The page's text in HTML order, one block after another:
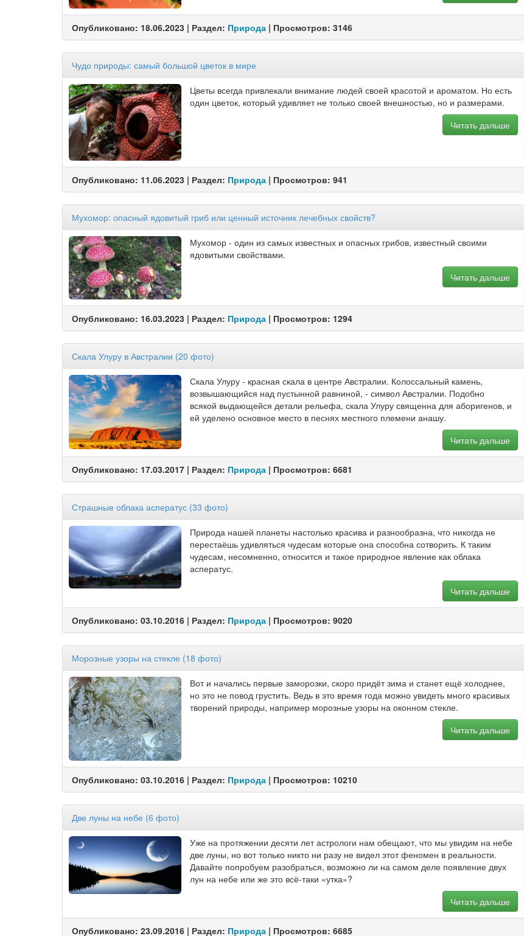
Опубликовано: 18.06.2023 | Раздел: Природа | Просмотров: 3146
Чудо природы: самый большой цветок в мире
Цветы всегда привлекали внимание людей своей красотой и ароматом. Но есть
один цветок, который удивляет не только своей внешностью, но и размерами.
Читать дальше
Опубликовано: 11.06.2023 | Раздел: Природа | Просмотров: 941
Мухомор: опасный ядовитый гриб или ценный источник лечебных свойств?
Мухомор - один из самых известных и опасных грибов, известный своими
ядовитыми свойствами.
Читать дальше
Опубликовано: 16.03.2023 | Раздел: Природа | Просмотров: 1294
Скала Улуру в Австралии (20 фото)
Скала Улуру - красная скала в центре Австралии. Колоссальный камень,
возвышающийся над пустынной равниной, - символ Австралии. Подобно
всякой выдающейся детали рельефа, скала Улуру священна для аборигенов, и
ей уделено основное место в песнях местного племени анашу.
Читать дальше
Опубликовано: 17.03.2017 | Раздел: Природа | Просмотров: 6681
Страшные облака асператус (33 фото)
Природа нашей планеты настолько красива и разнообразна, что никогда не
перестаёшь удивляться чудесам которые она способна сотворить. К таким
чудесам, несомненно, относится и такое природное явление как облака
асператус.
Читать дальше
Опубликовано: 03.10.2016 | Раздел: Природа | Просмотров: 9020
Морозные узоры на стекле (18 фото)
Вот и начались первые заморозки, скоро придёт зима и станет ещё холоднее,
но это не повод грустить. Ведь в это время года можно увидеть много красивых
творений природы, например морозные узоры на оконном стекле.
Читать дальше
Опубликовано: 03.10.2016 | Раздел: Природа | Просмотров: 10210
Две луны на небе (6 фото)
Уже на протяжении десяти лет астрологи нам обещают, что мы увидим на небе
две луны, но вот только никто ни разу не видел этот феномен в реальности.
Давайте попробуем разобраться, возможно ли на самом деле появление двух
лун на небе или же это всё-таки «утка»?
Читать дальше
Опубликовано: 23.09.2016 | Раздел: Природа | Просмотров: 6685